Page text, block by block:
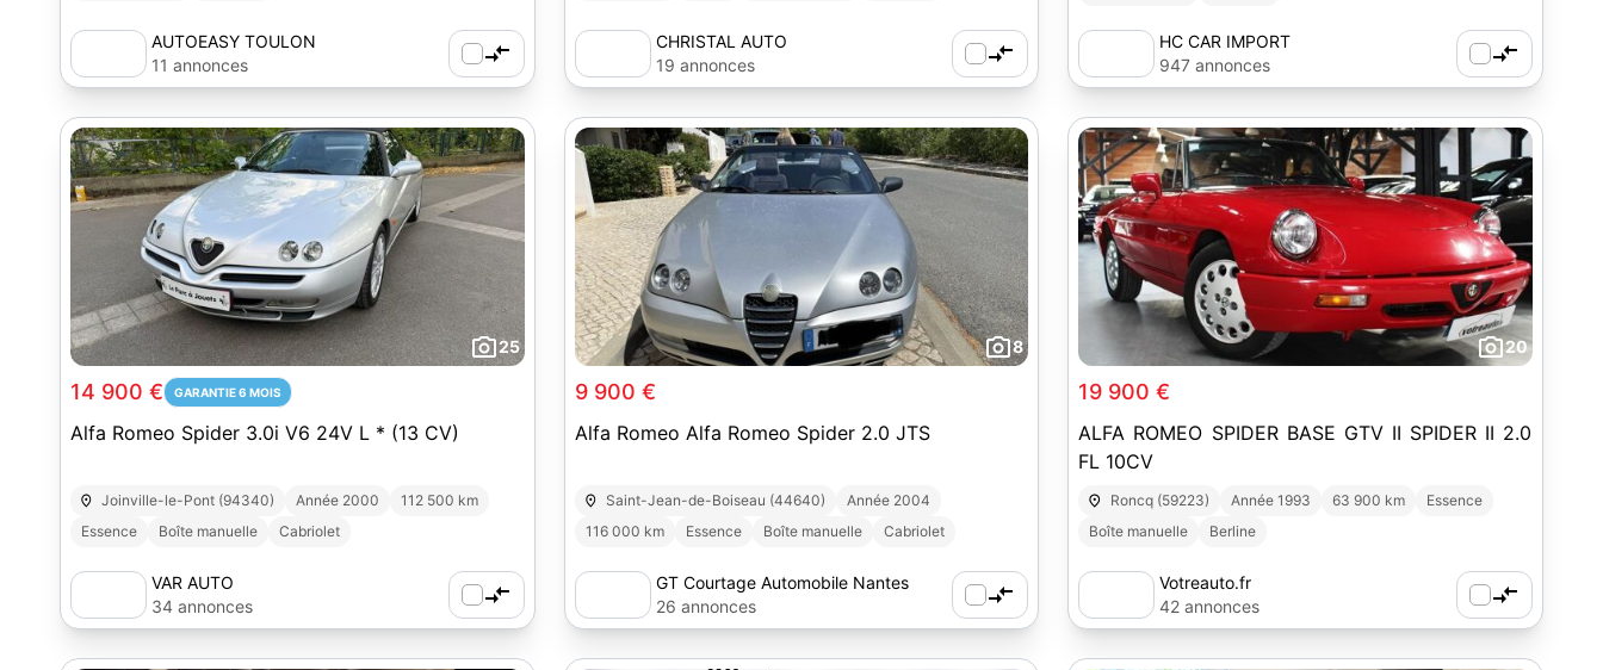
AUTOEASY TOULON
11 annonces
CHRISTAL AUTO
19 annonces
HC CAR IMPORT
947 annonces
25
14 900 € GARANTIE 6 MOIS
Alfa Romeo Spider 3.0i V6 24V L * (13 CV)
Joinville-le-Pont (94340) Année 2000
112 500 km
Essence
Boîte manuelle Cabriolet
VAR AUTO
34 annonces
8
9 900 €
Alfa Romeo Alfa Romeo Spider 2.0 JTS
Saint-Jean-de-Boiseau (44640)
Année 2004
116 000 km
Essence Boîte manuelle Cabriolet
GT Courtage Automobile Nantes
26 annonces
20
19 900 €
ALFA ROMEO SPIDER BASE GTV II SPIDER II 2.0
FL 10CV
Roncq (59223) Année 1993 63 900 km
Essence
Boîte manuelle
Berline
Votreauto.fr
42 annonces